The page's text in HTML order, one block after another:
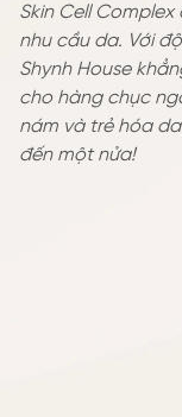
TƯ VẤN
TIN TỨC SỰ
ƯU ĐÃI
Skin Cell
nhu cầu da. Với
Shynh House
cho hàng chục
nám và trẻ hóa
đến một nửa!